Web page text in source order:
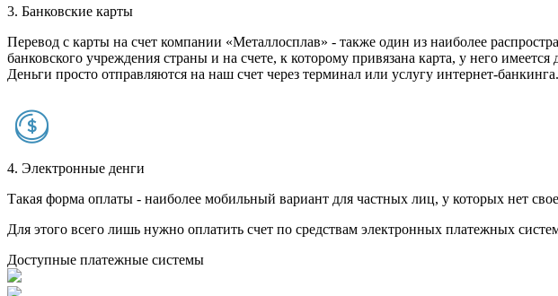
3. Банковские карты
Перевод с карты на счет компании «Металлосплав» - также один из наиболее
банковского учреждения страны и на счете, к которому привязана карта, у него
Деньги просто отправляются на наш счет через терминал или услугу интернет-банкинга.
4. Электронные денги
Такая форма оплаты - наиболее мобильный вариант для частных лиц, у которых нет
Для этого всего лишь нужно оплатить счет по средствам электронных платежных
Доступные платежные системы